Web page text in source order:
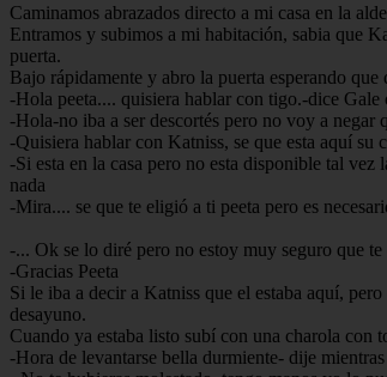
Caminamos abrazados directo a mi casa en la
Entramos y subimos a mi habitación, sabia que
puerta.
Bajo rápidamente y abro la puerta esperando
-Hola peeta.... quisiera hablar con tigo.-dice Gale
-Hola-no iba a ser descortés pero no voy a negar
-Quisiera hablar con Katniss, se que esta aquí su
-Si esta en la casa pero no esta disponible tal
nada
-Mira.... se que te eligió a ti peeta pero es
-... Ok se lo diré pero no estoy muy seguro que
-Gracias Peeta
Si le iba a decir a Katniss que el estaba aquí,
desayuno.
Cuando ya estaba listo subí con una charola con
-Hora de levantarse bella durmiente- dije